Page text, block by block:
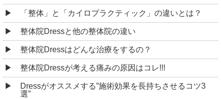
「整体」と「カイロプラクティック」の違いとは？
整体院Dressと他の整体院の違い
整体院Dressはどんな治療をするの？
整体院Dressが考える痛みの原因はコレ!!!
Dressがオススメする”施術効果を長持ちさせるコツ3
選”